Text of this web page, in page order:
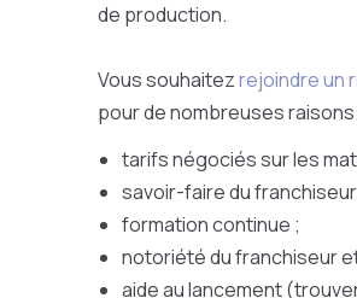
de production.
Vous souhaitezrejoindre un
pour de nombreuses raisons
tarifs négociés sur les
savoir-faire du
formation continue ;
notoriété du franchiseur
aide au lancement